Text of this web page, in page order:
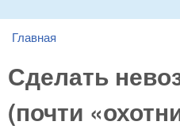
You are here
Главная
Сделать
(почти